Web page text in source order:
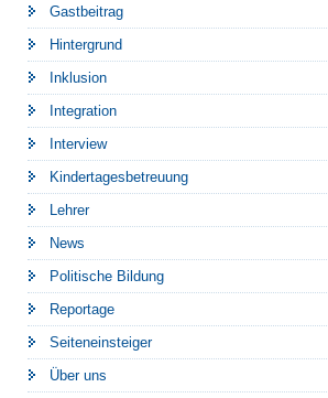
Gastbeitrag
Hintergrund
Inklusion
Integration
Interview
Kindertagesbetreuung
Lehrer
News
Politische Bildung
Reportage
Seiteneinsteiger
Über uns